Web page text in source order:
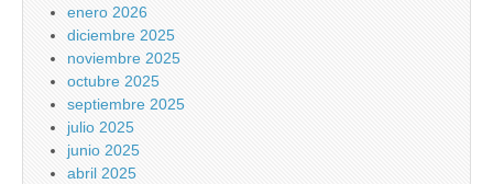
enero 2026
diciembre 2025
noviembre 2025
octubre 2025
septiembre 2025
julio 2025
junio 2025
abril 2025